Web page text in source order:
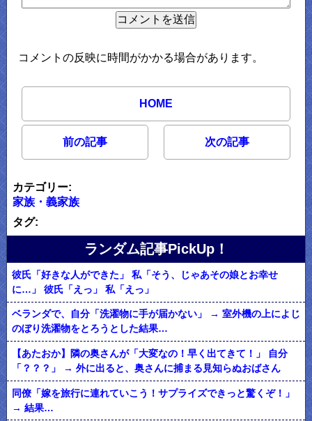
コメントの反映に時間がかかる場合があります。
HOME
前の記事 次の記事
カテゴリー:
家族・義家族
タグ:
ランダム記事PickUp！
彼氏「好きな人ができた」 私「そう、じゃあその娘とお幸せ
に…」 彼氏「えっ」 私「えっ」
ベランダで、自分「洗濯物に手が届かない」 → 室外機の上によじ
のぼり洗濯物をとろうとした結果…
【あたおか】隣の奥さんが「大変なの！早く出てきて！」 自分
「？？？」 → 外に出ると、奥さんに捕まる見知らぬおばさん
同僚「嫁を旅行に連れていこう！サプライズできっと驚くぞ！」
→ 結果…